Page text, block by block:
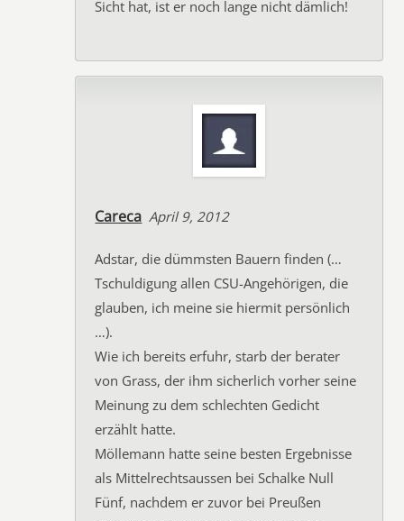
Sicht hat, ist er noch lange nicht dämlich!
Careca April 9, 2012
Adstar, die dümmsten Bauern finden (…
Tschuldigung allen CSU-Angehörigen, die
glauben, ich meine sie hiermit persönlich
…).
Wie ich bereits erfuhr, starb der berater
von Grass, der ihm sicherlich vorher seine
Meinung zu dem schlechten Gedicht
erzählt hatte.
Möllemann hatte seine besten Ergebnisse
als Mittelrechtsaussen bei Schalke Null
Fünf, nachdem er zuvor bei Preußen